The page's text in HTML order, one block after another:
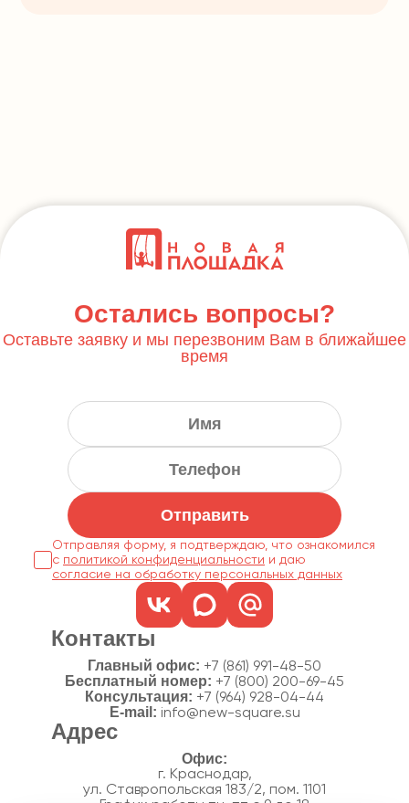
Остались вопросы?
Оставьте заявку и мы перезвоним Вам в ближайшее
время
Отправить
Отправляя форму, я подтверждаю, что ознакомился
с политикой конфиденциальности
согласие на обработку персональных данных
Контакты
Главный офис: +7 (861) 991-48-50
Бесплатный номер: +7 (800) 200-69-45
Консультация: +7 (964) 928-04-44
E-mail: info@new-square.su
Адрес
г. Краснодар,
ул. Ставропольская 183/2, пом. 1101